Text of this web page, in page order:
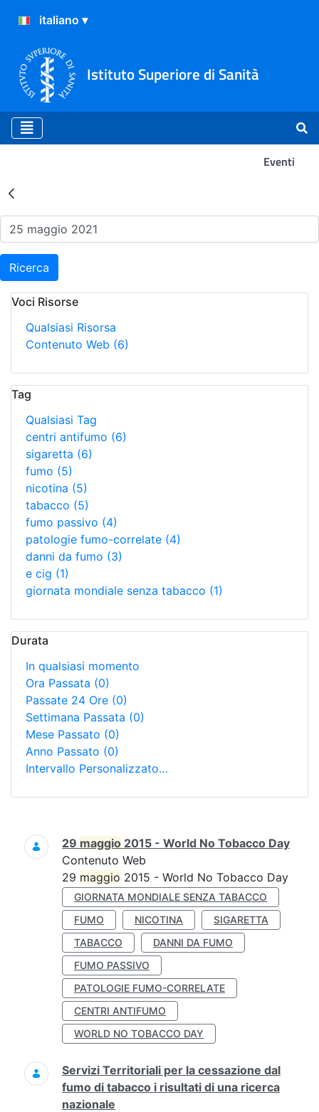
Istituto Superiore di Sanità
Eventi
Risultati della Ricerca -
Ricerca
Voci Risorse
Qualsiasi Risorsa
Contenuto Web (6)
Tag
Qualsiasi Tag
centri antifumo (6)
sigaretta (6)
fumo (5)
nicotina (5)
tabacco (5)
fumo passivo (4)
patologie fumo-correlate (4)
danni da fumo (3)
e cig (1)
giornata mondiale senza tabacco (1)
Durata
In qualsiasi momento
Ora Passata (0)
Passate 24 Ore (0)
Settimana Passata (0)
Mese Passato (0)
Anno Passato (0)
Intervallo Personalizzato…
Ricerca
29 maggio 2015 - World No Tobacco Day
Contenuto Web
29 maggio 2015 - World No Tobacco Day
GIORNATA MONDIALE SENZA TABACCO
FUMO
NICOTINA
SIGARETTA
TABACCO
DANNI DA FUMO
FUMO PASSIVO
PATOLOGIE FUMO-CORRELATE
CENTRI ANTIFUMO
WORLD NO TOBACCO DAY
Servizi Territoriali per la cessazione dal
fumo di tabacco i risultati di una ricerca
nazionale